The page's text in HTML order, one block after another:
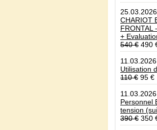
25.03.2026
CHARIOT
FRONTAL
+
540 € 490
11.03.2026
Utilisation
110 € 95 €
11.03.2026
Personnel
tension
390 € 350